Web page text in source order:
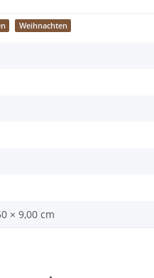
Weihnachten
× 9,00 cm